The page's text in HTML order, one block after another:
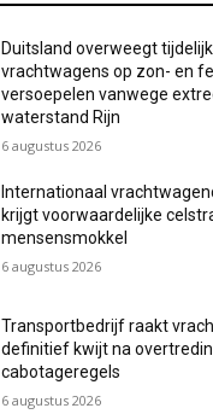
Duitsland overweegt
vrachtwagens op zon- en
versoepelen vanwege
waterstand Rijn
6 augustus 2026
Internationaal
krijgt voorwaardelijke
mensensmokkel
6 augustus 2026
Transportbedrijf raakt
definitief kwijt na
cabotageregels
6 augustus 2026